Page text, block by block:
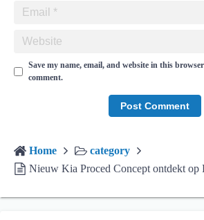
Save my name, email, and website in this
comment.
Home
category
Nieuw Kia Proced Concept ontdekt op